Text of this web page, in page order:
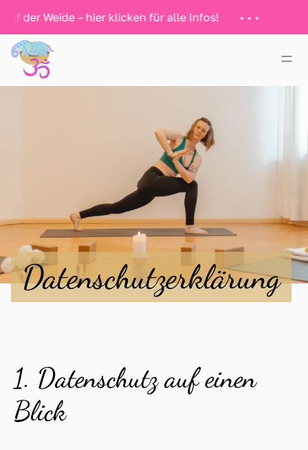
– hier klicken für alle Infos!
Yoga
Klang
Über mich
Datenschutzerklärung
1. Datenschutz auf einen
Blick